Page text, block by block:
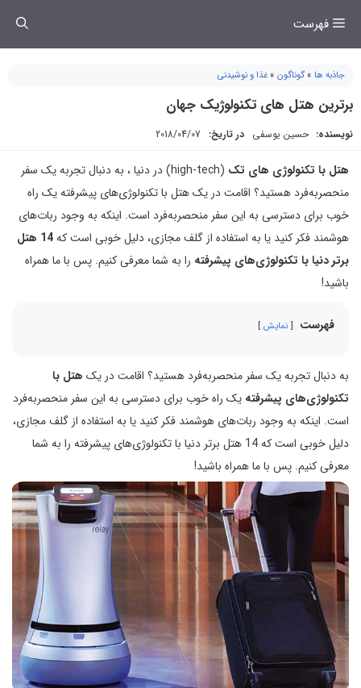
فهرست
جاذبه ها »گوناگون » غذا و نوشیدنی
برترین هتل های تکنولوژیک جهان
نویسنده: حسین یوسفی در تاریخ: 2018/04/07
هتل با تکنولوژی ‌های تک
(high-tech) در دنیا ، به دنبال تجربه یک سفر
منحصربه‌فرد هستید؟ اقامت در یک هتل با تکنولوژی‌های پیشرفته یک راه
خوب برای دسترسی به این سفر منحصربه‌فرد است. اینکه به وجود ربات‌های
هوشمند فکر کنید یا به استفاده از گلف مجازی، دلیل خوبی است که
14 هتل
برتر دنیا با تکنولوژی‌های پیشرفته را ‌به شما معرفی کنیم. پس با ما همراه
باشید!
فهرست نمایش
به دنبال تجربه یک سفر منحصربه‌فرد هستید؟ اقامت در یک هتل با
تکنولوژی‌های پیشرفته یک راه خوب برای دسترسی به این سفر منحصربه‌فرد
است. اینکه به وجود ربات‌های هوشمند فکر کنید یا به استفاده از گلف مجازی،
دلیل خوبی است که 14 هتل برتر دنیا با تکنولوژی‌های پیشرفته را ‌به شما
معرفی کنیم. پس با ما همراه باشید!